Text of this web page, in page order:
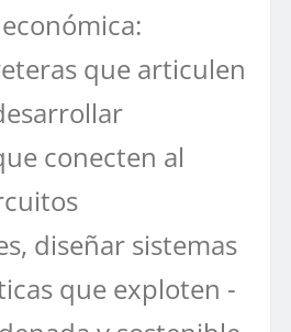
que articulen
conecten al
diseñar sistemas
que exploten -